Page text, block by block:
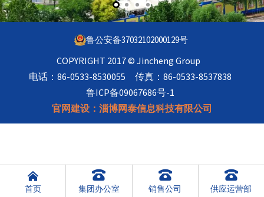
鲁公安备37032102000129号
COPYRIGHT 2017 © Jincheng Group
电话：86-0533-8530055 传真：86-0533-8537838
鲁ICP备09067686号-1
官网建设： 淄博网泰信息科技有限公司

首页

集团办公室

销售公司

供应运营部